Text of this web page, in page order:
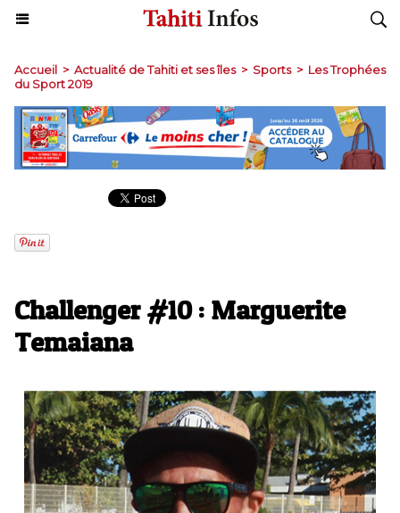
Accueil > Actualité de Tahiti et ses îles > Sports > Les Trophées
du Sport 2019
Challenger #10 : Marguerite
Temaiana